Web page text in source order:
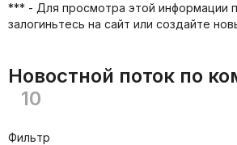
*** - Для просмотра этой информации
залогиньтесь на сайт или создайте
Новостной поток по
10
Фильтр